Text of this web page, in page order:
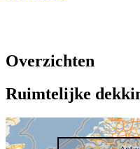
Overzichten
Ruimtelijke